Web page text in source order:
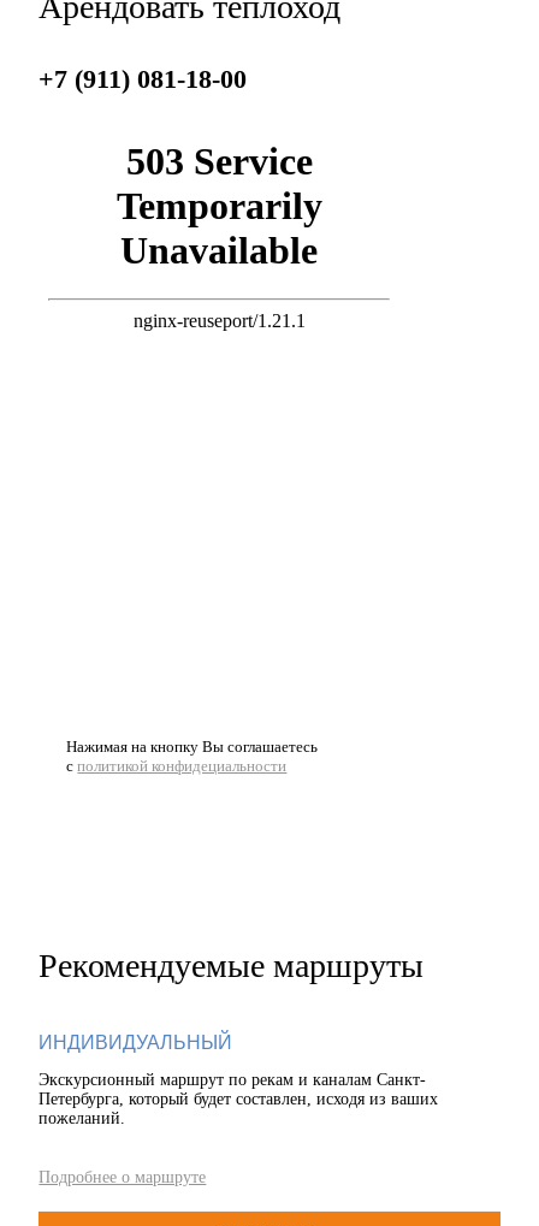
+7 (911) 081-18-00
Нажимая на кнопку Вы соглашаетесь
сполитикой конфидециальности
Рекомендуемые маршруты
ИНДИВИДУАЛЬНЫЙ
Экскурсионный маршрут по рекам и каналам Санкт-
Петербурга, который будет составлен, исходя из ваших
пожеланий.
Подробнее о маршруте